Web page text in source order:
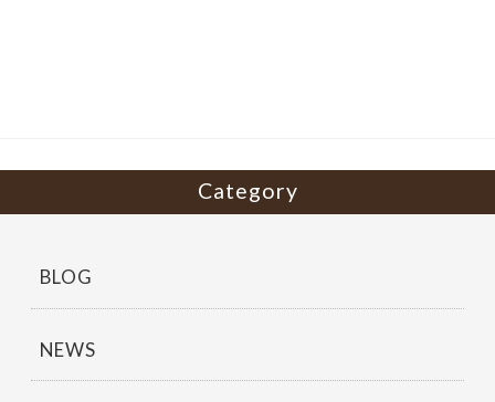
Category
BLOG
NEWS